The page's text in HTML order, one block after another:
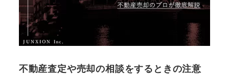
不動産査定や売却の相談をするときの注意